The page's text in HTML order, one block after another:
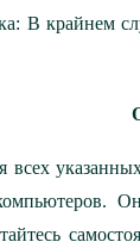
В крайнем